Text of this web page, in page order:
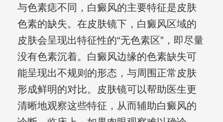
与色素痣不同，白癜风的主要特征是皮肤
色素的缺失。在皮肤镜下，白癜风区域的
皮肤会呈现出特征性的“无色素区”，即尽量
没有色素沉着。白癜风边缘的色素缺失可
能呈现出不规则的形态，与周围正常皮肤
形成鲜明的对比。皮肤镜可以帮助医生更
清晰地观察这些特征，从而辅助白癜风的